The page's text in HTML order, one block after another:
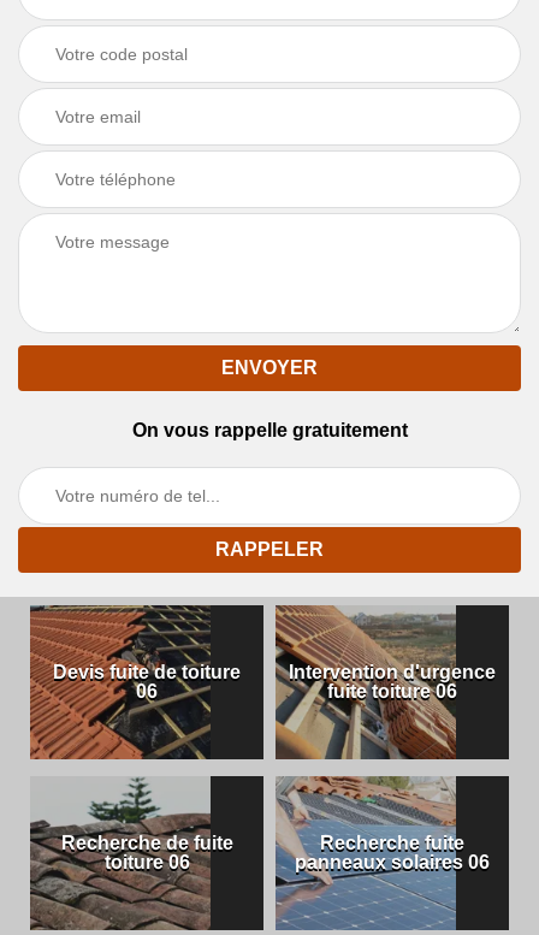
On vous rappelle gratuitement
Devis fuite de toiture
06
Intervention d'urgence
fuite toiture 06
Recherche de fuite
toiture 06
Recherche fuite
panneaux solaires 06